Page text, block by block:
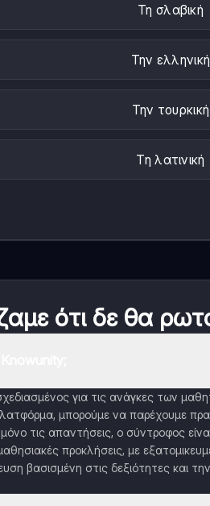
Τη σλαβική
Την ελληνική
Την τουρκική
Τη λατινική
ότι δε θα
για τις ανάγκες των
μπορούμε να παρέχουμε
τις απαντήσεις, ο σύντροφος
προκλήσεις, με
βασισμένη στις δεξιότητες και